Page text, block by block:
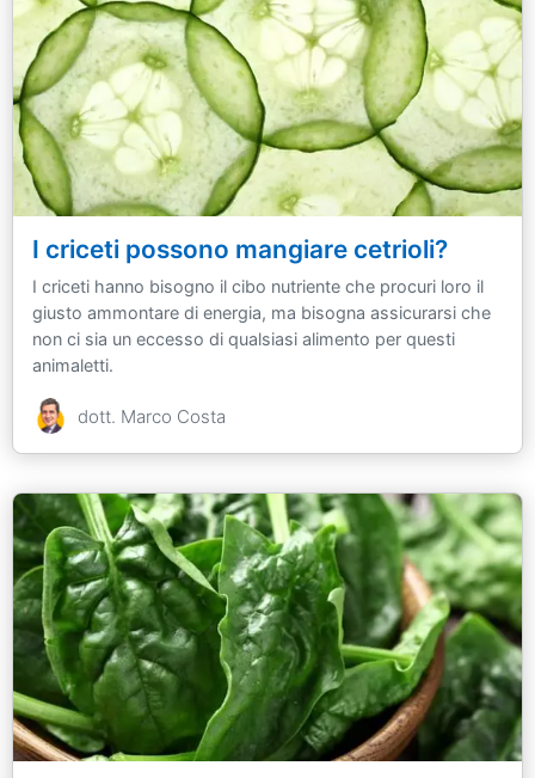
I criceti possono mangiare cetrioli?
I criceti hanno bisogno il cibo nutriente che procuri loro il
giusto ammontare di energia, ma bisogna assicurarsi che
non ci sia un eccesso di qualsiasi alimento per questi
animaletti.
dott. Marco Costa